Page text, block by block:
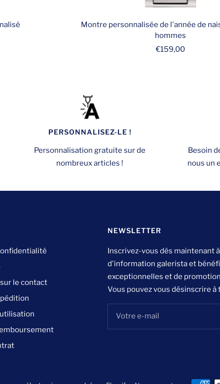
Montre personnalisée de l'année de
hommes
Prix
€159,00
PERSONNALISEZ-LE !
Personnalisation gratuite sur de
nombreux articles !
Besoin
nous un
le contact
NEWSLETTER
Inscrivez-vous dès maintenant
d'information galerista et
exceptionnelles et de
Vous pouvez vous désinscrire
Votre e-mail